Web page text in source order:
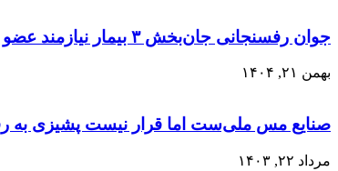
جوان رفسنجانی جان‌بخش ۳ بیمار نیازمند عضو شد
بهمن ۲۱, ۱۴۰۴
صنایع مس ملی‌ست اما قرار نیست پشیزی به
مرداد ۲۲, ۱۴۰۳